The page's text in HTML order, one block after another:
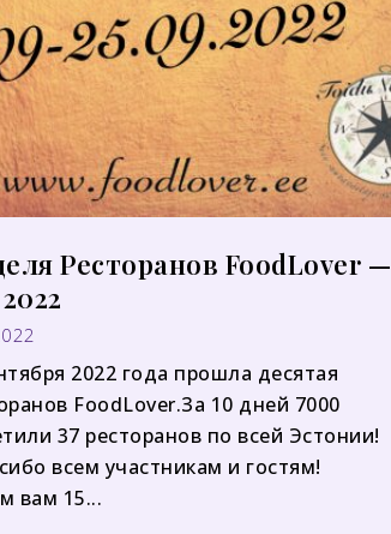
Ресторанов FoodLover —
2022 года прошла десятая
FoodLover.За 10 дней 7000
37 ресторанов по всей Эстонии!
всем участникам и гостям!
вам 15...